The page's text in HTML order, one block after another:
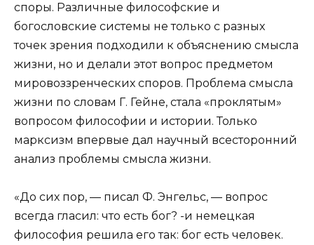
споры. Различные философские и
богословские системы не только с разных
точек зрения подходили к объяснению смысла
жизни, но и делали этот вопрос предметом
мировоззренческих споров. Проблема смысла
жизни по словам Г. Гейне, стала «проклятым»
вопросом философии и истории. Только
марксизм впервые дал научный всесторонний
анализ проблемы смысла жизни.
«До сих пор, — писал Ф. Энгельс, — вопрос
всегда гласил: что есть бог? -и немецкая
философия решила его так: бог есть человек.